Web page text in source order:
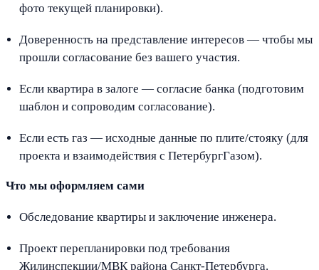
фото текущей планировки).
Доверенность на представление интересов — чтобы мы
прошли согласование без вашего участия.
Если квартира в залоге — согласие банка (подготовим
шаблон и сопроводим согласование).
Если есть газ — исходные данные по плите/стояку (для
проекта и взаимодействия с ПетербургГазом).
Что мы оформляем сами
Обследование квартиры и заключение инженера.
Проект перепланировки под требования
Жилинспекции/МВК района Санкт-Петербурга.